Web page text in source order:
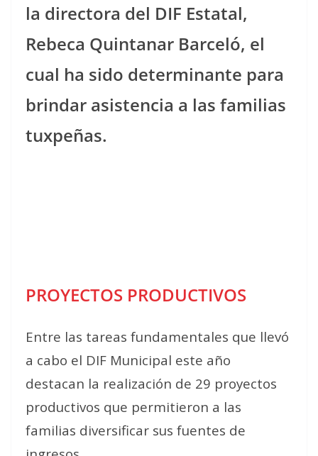
la directora del DIF Estatal,
Rebeca Quintanar Barceló, el
cual ha sido determinante para
brindar asistencia a las familias
tuxpeñas.
PROYECTOS PRODUCTIVOS
Entre las tareas fundamentales que llevó
a cabo el DIF Municipal este año
destacan la realización de 29 proyectos
productivos que permitieron a las
familias diversificar sus fuentes de